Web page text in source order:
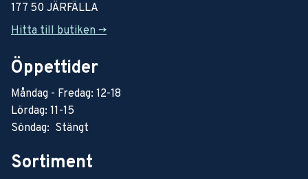
177 50 JÄRFÄLLA
Hitta till butiken ->
Öppettider
Måndag - Fredag: 12-18
Lördag: 11-15
Söndag: Stängt
Sortiment